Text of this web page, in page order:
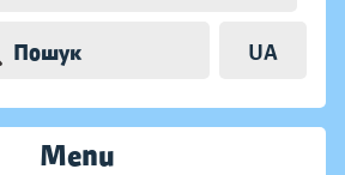
Пошук UA
Menu